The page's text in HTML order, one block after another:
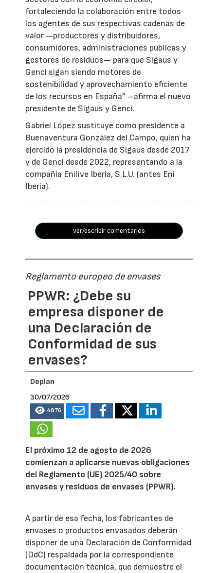
fortaleciendo la colaboración entre todos
los agentes de sus respectivas cadenas de
valor —productores y distribuidores,
consumidores, administraciones públicas y
gestores de residuos— para que Sigaus y
Genci sigan siendo motores de
sostenibilidad y aprovechamiento eficiente
de los recursos en España” –afirma el nuevo
presidente de Sigaus y Genci.
Gabriel López sustituye como presidente a
Buenaventura González del Campo, quien ha
ejercido la presidencia de Sigaus desde 2017
y de Genci desde 2022, representando a la
compañía Enilive Iberia, S.L.U. (antes Eni
Iberia).
ver/escribir comentarios
Reglamento europeo de envases
PPWR: ¿Debe su
empresa disponer de
una Declaración de
Conformidad de sus
envases?
Deplan
30/07/2026
4876
El próximo 12 de agosto de 2026
comienzan a aplicarse nuevas obligaciones
del Reglamento (UE) 2025/40 sobre
envases y residuos de envases (PPWR).
A partir de esa fecha, los fabricantes de
envases o productos envasados deberán
disponer de una Declaración de Conformidad
(DdC) respaldada por la correspondiente
documentación técnica, que demuestre el